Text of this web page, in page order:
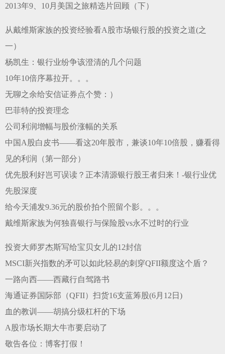
2013年9、10月美国之旅精选片回顾（下）
从戴维斯家族的投资经验看A股市场银行股的投资之道(之
一）
杨凯生：银行业纷争该澄清的几个问题
10年10倍序幕拉开。。。
无聊之余给安信证券点个赞：）
巴​菲​特​的​投​资​理​念
公司利润增幅与股价涨幅的关系
中国A股白皮书——看这20年股市，兼谈10年10倍股，赚看得
见的利润（第一部分）
优先股利好岂可误读？正本清源银行股王者归来！-银行业优
先股深度
给今天浦发9.36元的股价拍个照留个影。。。
戴维斯家族为何独喜银行与保险股vs永不过时的行业
投资大师罗杰斯写给宝贝女儿的12封信
MSCI新兴指数的矛可以如此轻易的刺穿QFII额度这个盾？
一路向西——西藏行自驾路书
海通证券国际部（QFII）扫货16支蓝筹股(6月12日)
血的教训——胡搞分级杠杆的下场
A股市场长期大牛市要启动了
敬告各位：博客打假！